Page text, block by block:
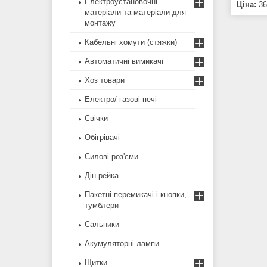
Ціна:
матеріали та матеріали для
монтажу
Кабельні хомути (стяжки)
Автоматичні вимикачі
Хоз товари
Електро/ газові печі
Свічки
Обігрівачі
Силові роз'єми
Дін-рейка
Пакетні перемикачі і кнопки,
тумблери
Сальники
Акумуляторні лампи
Щитки